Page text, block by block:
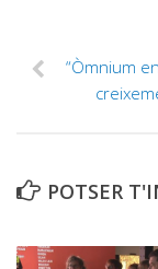
“Òmnium
POTSER